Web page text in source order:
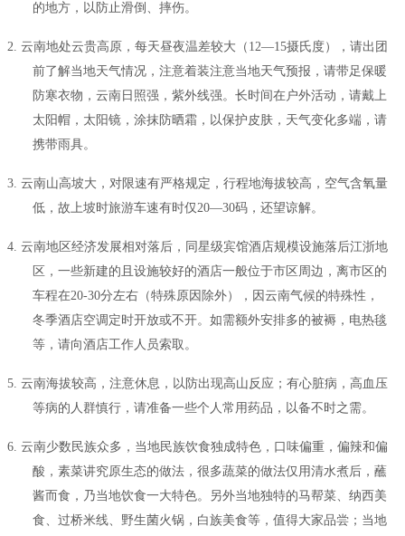
的地方，以防止滑倒、摔伤。
2. 云南地处云贵高原，每天昼夜温差较大（ 12—15摄氏度），请出团
前了解当地天气情况，注意着装注意当地天气预报，请带足保暖
防寒衣物，云南日照强，紫外线强。长时间在户外活动，请戴上
太阳帽，太阳镜，涂抹防晒霜，以保护皮肤，天气变化多端，请
携带雨具。
3. 云南山高坡大，对限速有严格规定，行程地海拔较高，空气含氧量
低，故上坡时旅游车速有时仅 20—30码，还望谅解。
4. 云南地区经济发展相对落后，同星级宾馆酒店规模设施落后江浙地
区，一些新建的且设施较好的酒店一般位于市区周边，离市区的
车程在20-30分左右（特殊原因除外），因云南气候的特殊性，
冬季酒店空调定时开放或不开。如需额外安排多的被褥，电热毯
等，请向酒店工作人员索取。
5. 云南海拔较高，注意休息，以防出现高山反应；有心脏病，高血压
等病的人群慎行，请准备一些个人常用药品，以备不时之需。
6. 云南少数民族众多，当地民族饮食独成特色，口味偏重，偏辣和偏
酸，素菜讲究原生态的做法，很多蔬菜的做法仅用清水煮后，蘸
酱而食，乃当地饮食一大特色。另外当地独特的马帮菜、纳西美
食、过桥米线、野生菌火锅，白族美食等，值得大家品尝；当地